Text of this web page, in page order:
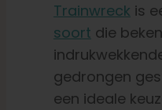
Trainwreck is
soort die
gedrongen
een ideale